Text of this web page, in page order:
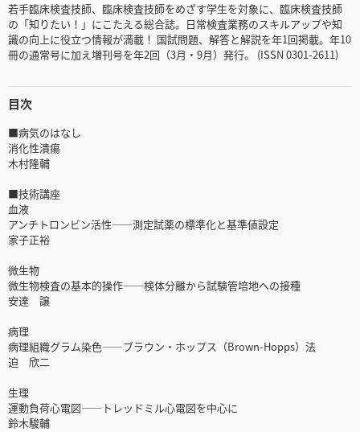
若手臨床検査技師、臨床検査技師をめざす学生を対象に、臨床検査技師
の「知りたい！」にこたえる総合誌。日常検査業務のスキルアップや知
識の向上に役立つ情報が満載！ 国試問題、解答と解説を年1回掲載。年10
冊の通常号に加え増刊号を年2回（3月・9月）発行。 (ISSN 0301-2611)
目次
■病気のはなし
消化性潰瘍
木村隆輔
■技術講座
血液
アンチトロンビン活性――測定試薬の標準化と基準値設定
家子正裕
微生物
微生物検査の基本的操作――検体分離から試験管培地への接種
安達 譲
病理
病理組織グラム染色――ブラウン・ホップス（Brown-Hopps）法
迫 欣二
生理
運動負荷心電図――トレッドミル心電図を中心に
鈴木駿輔